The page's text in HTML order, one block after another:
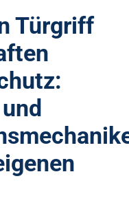
Türgriff